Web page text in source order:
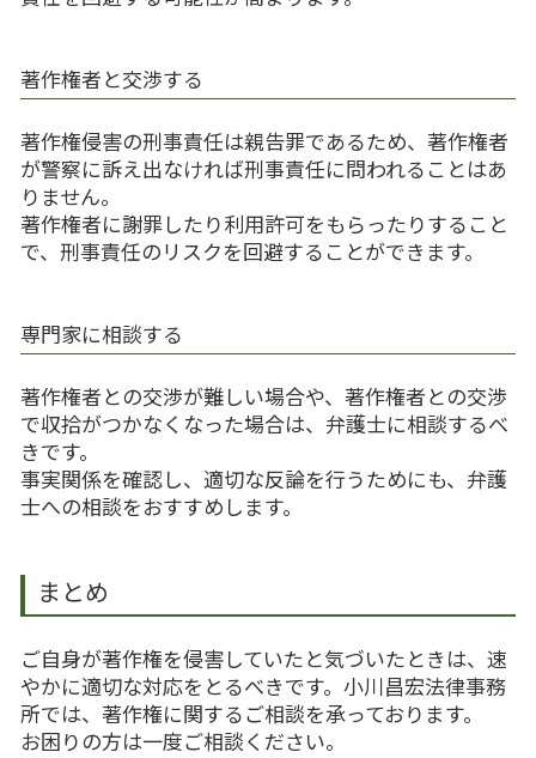
著作権者と交渉する
著作権侵害の刑事責任は親告罪であるため、著作権者
が警察に訴え出なければ刑事責任に問われることはあ
りません。
著作権者に謝罪したり利用許可をもらったりすること
で、刑事責任のリスクを回避することができます。
専門家に相談する
著作権者との交渉が難しい場合や、著作権者との交渉
で収拾がつかなくなった場合は、弁護士に相談するべ
きです。
事実関係を確認し、適切な反論を行うためにも、弁護
士への相談をおすすめします。
まとめ
ご自身が著作権を侵害していたと気づいたときは、速
やかに適切な対応をとるべきです。小川昌宏法律事務
所では、著作権に関するご相談を承っております。
お困りの方は一度ご相談ください。